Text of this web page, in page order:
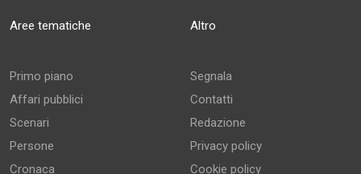
Aree tematiche
Primo piano
Affari pubblici
Scenari
Persone
Cronaca
Altro
Segnala
Contatti
Redazione
Privacy policy
Cookie policy